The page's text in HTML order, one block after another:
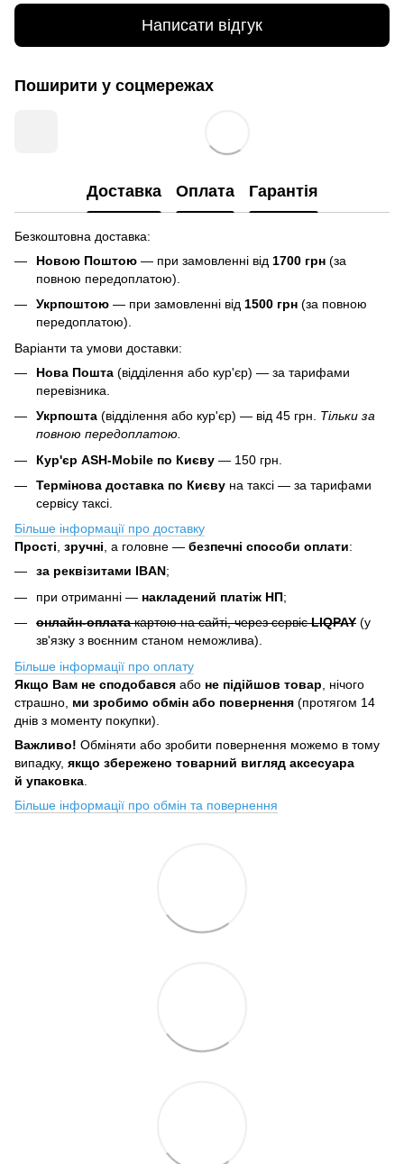
Написати відгук
Поширити у соцмережах
Доставка Оплата Гарантія
Безкоштовна доставка:
Новою Поштою — при замовленні від 1700 грн (за
повною передоплатою).
Укрпоштою — при замовленні від 1500 грн (за повною
передоплатою).
Варіанти та умови доставки:
Нова Пошта (відділення або кур'єр) — за тарифами
перевізника.
Укрпошта (відділення або кур'єр) — від 45 грн. Тільки за
повною передоплатою.
Кур'єр ASH-Mobile по Києву — 150 грн.
Термінова доставка по Києву на таксі — за тарифами
сервісу таксі.
Більше інформації про доставку
Прості, зручні, а головне — безпечні способи оплати:
за реквізитами IBAN;
при отриманні — накладений платіж НП;
онлайн-оплатакартою на сайті, через сервісLIQPAY (у
зв'язку з воєнним станом неможлива).
Більше інформації про оплату
Якщо Вам не сподобався або не підійшов товар , нічого
страшно, ми зробимо обмін або повернення (протягом 14
днів з моменту покупки).
Важливо! Обміняти або зробити повернення можемо в тому
випадку, якщо збережено товарний вигляд аксесуара
й упаковка
Більше інформації про обмін та повернення